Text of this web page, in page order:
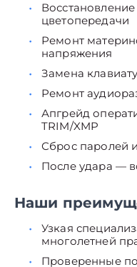
цветопередачи
Ремонт
напряжения
Замена
Ремонт
Апгрейд
TRIM/XMP
Сброс паролей
После удара —
Наши
Узкая
многолетней
Проверенные